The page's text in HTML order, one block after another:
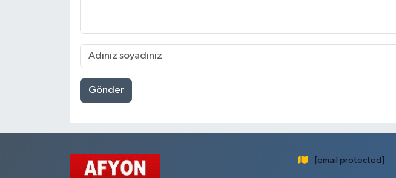
Gönder
[email protected]